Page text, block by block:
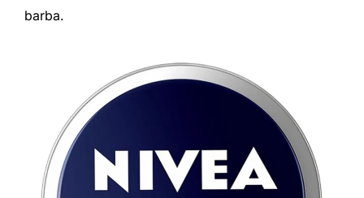
barba.